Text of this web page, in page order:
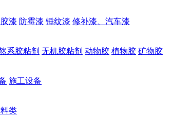
漆 防霉漆 锤纹漆 修补漆、汽车漆
系胶粘剂 无机胶粘剂 动物胶 植物胶 矿物胶
施工设备
类